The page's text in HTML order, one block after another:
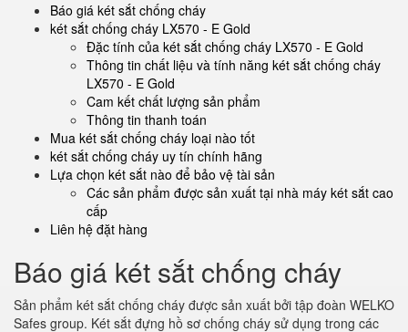
Báo giá két sắt chống cháy
két sắt chống cháy LX570 - E Gold
Đặc tính của két sắt chống cháy LX570 - E Gold
Thông tin chất liệu và tính năng két sắt chống cháy
LX570 - E Gold
Cam kết chất lượng sản phẩm
Thông tin thanh toán
Mua két sắt chống cháy loại nào tốt
két sắt chống cháy uy tín chính hãng
Lựa chọn két sắt nào để bảo vệ tài sản
Các sản phẩm được sản xuất tại nhà máy két sắt cao
cấp
Liên hệ đặt hàng
Báo giá két sắt chống cháy
Sản phẩm két sắt chống cháy được sản xuất bởi tập đoàn WELKO
Safes group. Két sắt đựng hồ sơ chống cháy sử dụng trong các